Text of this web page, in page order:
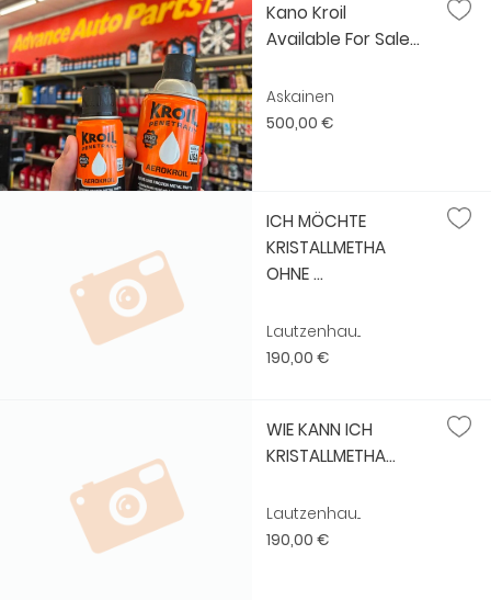
Kano Kroil
Available For Sale...
Askainen
500,00 €
ICH MÖCHTE
KRISTALLMETHA
OHNE ...
Lautzenhau...
190,00 €
WIE KANN ICH
KRISTALLMETHA...
Lautzenhau...
190,00 €